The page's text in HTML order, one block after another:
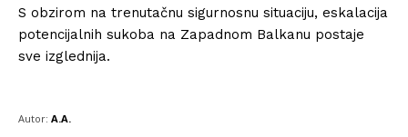
Impressum
S obzirom na trenutačnu sigurnosnu situaciju, eskalacija
potencijalnih sukoba na Zapadnom Balkanu postaje
sve izglednija.
Autor: A.A.